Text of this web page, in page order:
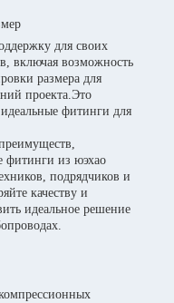
для своих
включая возможность
размера для
проекта.Это
фитинги для
фитинги из юэхао
подрядчиков и
качеству и
идеальное решение